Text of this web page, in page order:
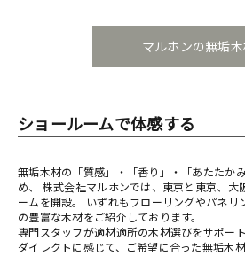
マルホンの無垢
ショールームで体感する
無垢木材の「質感」・「香り」・「あたたか
め、 株式会社マルホンでは、東京と東京、大
ームを開設。 いずれもフローリングやパネリ
の豊富な木材をご紹介しております。
専門スタッフが適材適所の木材選びをサポー
ダイレクトに感じて、ご希望に合った無垢木